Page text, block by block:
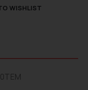
WISHLIST